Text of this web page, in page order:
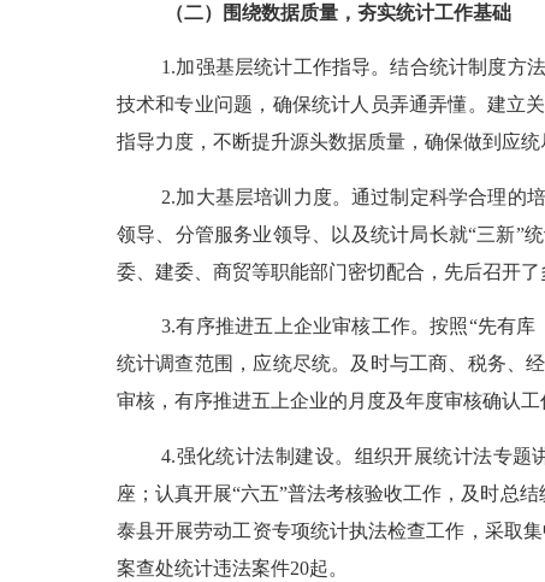
（二）围绕数据质量，夯实统计工作基础
1.加强基层统计工作指导。结合统计制度方
技术和专业问题，确保统计人员弄通弄懂。建立
指导力度，不断提升源头数据质量，确保做到应统
2.加大基层培训力度。通过制定科学合理的
领导、分管服务业领导、以及统计局长就“三新”
委、建委、商贸等职能部门密切配合，先后召开
3.有序推进五上企业审核工作。按照“先有库
统计调查范围，应统尽统。及时与工商、税务、
审核，有序推进五上企业的月度及年度审核确认
4.强化统计法制建设。组织开展统计法专题
座；认真开展“六五”普法考核验收工作，及时总结
泰县开展劳动工资专项统计执法检查工作，采取
案查处统计违法案件20起。